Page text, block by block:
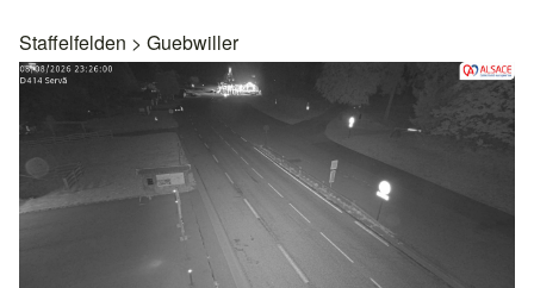
Staffelfelden > Guebwiller